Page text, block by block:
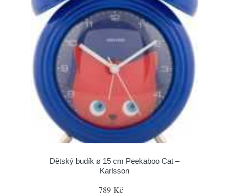
Dětský budík ø 15 cm Peekaboo Cat –
Karlsson
789 Kč